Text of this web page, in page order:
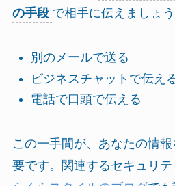
の手段 で相手に伝えましょう
別のメールで送る
ビジネスチャットで伝え
電話で口頭で伝える
この一手間が、あなたの情
要です。関連するセキュリテ